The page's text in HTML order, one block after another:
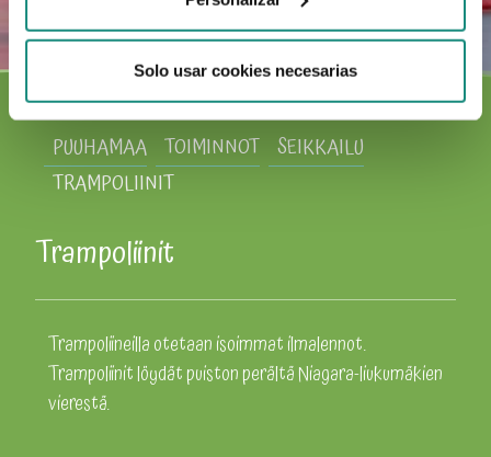
Solo usar cookies necesarias
PUUHAMAA TOIMINNOT SEIKKAILU
TRAMPOLIINIT
Trampoliinit
Trampoliineilla otetaan isoimmat ilmalennot.
Trampoliinit löydät puiston perältä Niagara-liukumäkien
vierestä.